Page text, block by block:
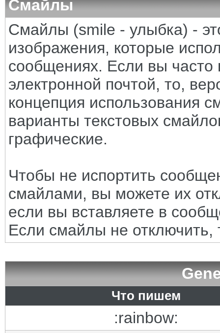
Смайлы
Смайлы (smile - улыбка) -
изображения, которые
сообщениях. Если вы часто
электронной почтой, то,
концепция использования
варианты текстовых
графические.
Чтобы не испортить
смайлами, вы можете их
если вы вставляете в
Если смайлы не отключить,
Что пишем
:rainbow: